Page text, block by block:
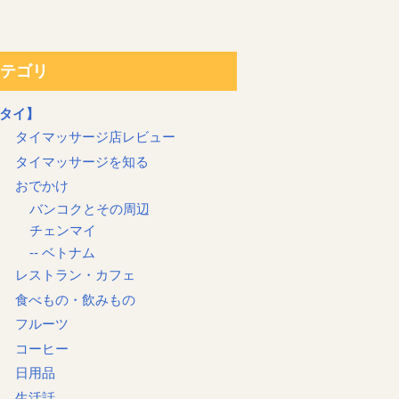
ゴリ
イ】
タイマッサージ店レビュー
タイマッサージを知る
おでかけ
バンコクとその周辺
チェンマイ
-- ベトナム
レストラン・カフェ
食べもの・飲みもの
フルーツ
コーヒー
日用品